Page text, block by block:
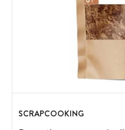
SCRAPCOOKING